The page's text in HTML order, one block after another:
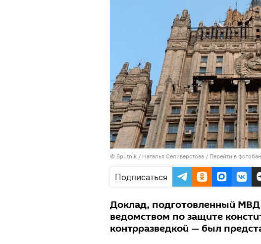
© Sputnik / Наталья Селиверстова / Перейти в
Подписаться
Доклад, подготовленный
ведомством по защите
контрразведкой — был